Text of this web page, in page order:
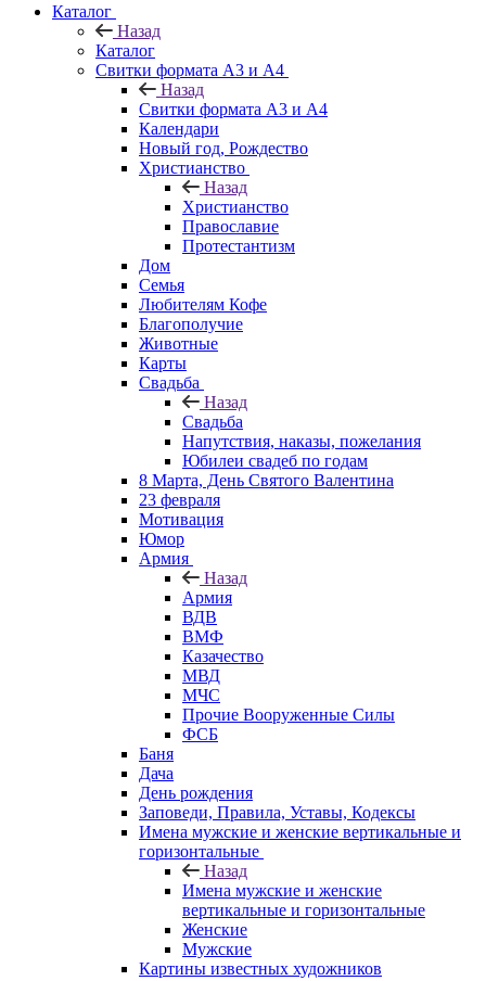
Каталог
Назад
Каталог
Свитки формата А3 и А4
Назад
Свитки формата А3 и А4
Календари
Новый год, Рождество
Христианство
Назад
Христианство
Православие
Протестантизм
Дом
Семья
Любителям Кофе
Благополучие
Животные
Карты
Свадьба
Назад
Свадьба
Напутствия, наказы, пожелания
Юбилеи свадеб по годам
8 Марта, День Святого Валентина
23 февраля
Мотивация
Юмор
Армия
Назад
Армия
ВДВ
ВМФ
Казачество
МВД
МЧС
Прочие Вооруженные Силы
ФСБ
Баня
Дача
День рождения
Заповеди, Правила, Уставы, Кодексы
Имена мужские и женские вертикальные и
горизонтальные
Назад
Имена мужские и женские
вертикальные и горизонтальные
Женские
Мужские
Картины известных художников